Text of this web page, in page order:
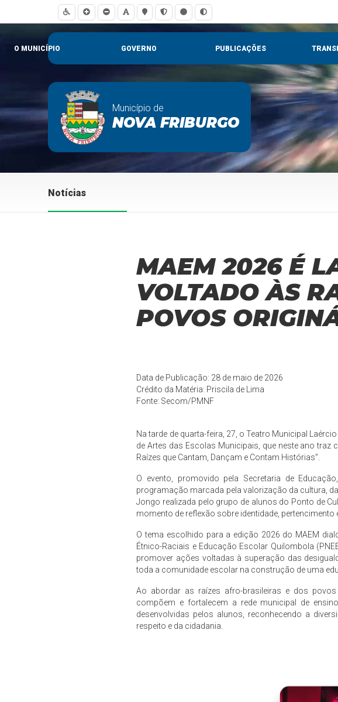
O MUNICÍPIO GOVERNO PUBLICAÇÕES
Município de
NOVA FRIBURGO
Notícias
MAEM 2026 É
VOLTADO ÀS
POVOS
Data de Publicação: 28 de maio de 2026
Crédito da Matéria: Priscila de Lima
Fonte: Secom/PMNF
Na tarde de quarta-feira, 27, o Teatro Municipal
de Artes das Escolas Municipais, que neste ano traz
Raízes que Cantam, Dançam e Contam Histórias”.
O evento, promovido pela Secretaria de
programação marcada pela valorização da cultura,
Jongo realizada pelo grupo de alunos do Ponto de
momento de reflexão sobre identidade, pertencimento
O tema escolhido para a edição 2026 do MAEM
Étnico-Raciais e Educação Escolar Quilombola
promover ações voltadas à superação das
toda a comunidade escolar na construção de uma
Ao abordar as raízes afro-brasileiras e dos
compõem e fortalecem a rede municipal de
desenvolvidas pelos alunos, reconhecendo a
respeito e da cidadania.